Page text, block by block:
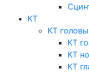
КТ
КТ головы
КТ
КТ
КТ